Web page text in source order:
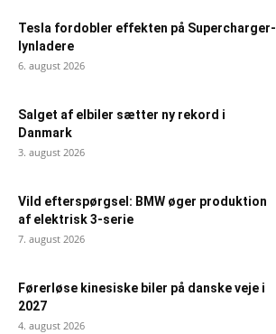
Tesla fordobler effekten på Supercharger-
lynladere
6. august 2026
Salget af elbiler sætter ny rekord i
Danmark
3. august 2026
Vild efterspørgsel: BMW øger produktion
af elektrisk 3-serie
7. august 2026
Førerløse kinesiske biler på danske veje i
2027
4. august 2026